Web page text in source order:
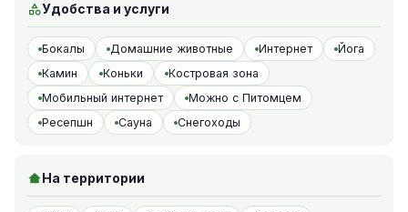
Удобства и услуги
Бокалы Домашние животные Интернет
Йога
Камин
Коньки
Костровая зона
Мобильный интернет
Можно с Питомцем
Ресепшн
Сауна Снегоходы
На территории